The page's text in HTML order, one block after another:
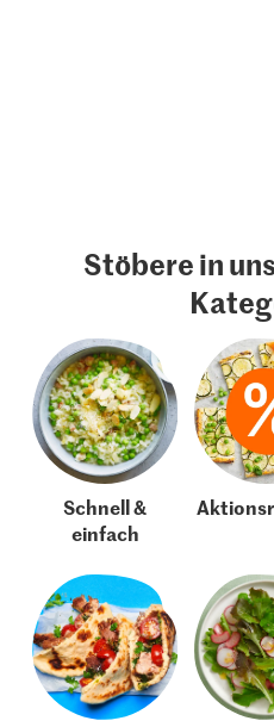
Stöbere in
Schnell &
einfach